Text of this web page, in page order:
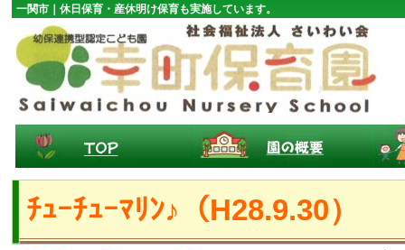
一関市｜休日保育・産休明け保育も実施しています。
ﾁｭｰﾁｭｰﾏﾘﾝ♪（H28.9.30）